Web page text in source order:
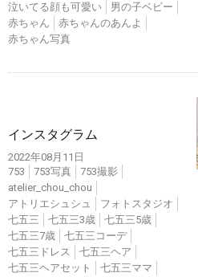
泣いてる顔も可愛い
男の子ベビー
赤ちゃん
赤ちゃんのあんよ
赤ちゃん写真
インスタグラム
2022年08月11日
753
753写真
753撮影
atelier_chou_chou
アトリエシュシュ
フォトスタジオ
七五三
七五三3歳
七五三5歳
七五三7歳
七五三コーデ
七五三ドレス
七五三ヘア
七五三ヘアセット
七五三ママ